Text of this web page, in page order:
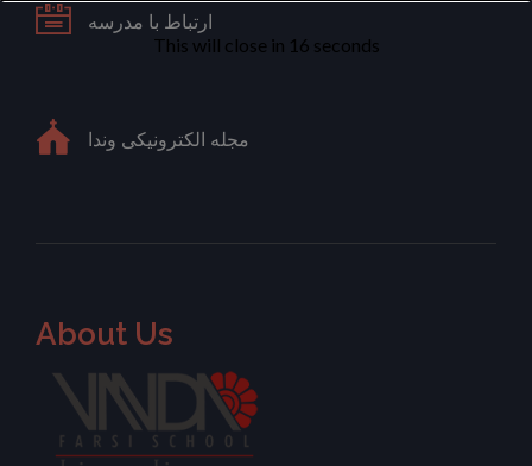
ارتباط با مدرسه
مجله الکترونیکی وندا
About Us
This will close in 15 seconds